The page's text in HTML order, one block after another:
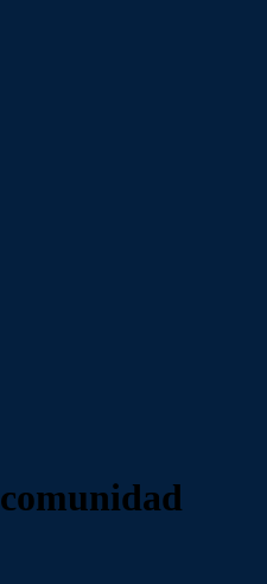
comunidad